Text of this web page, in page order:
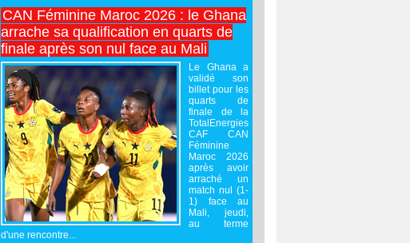
CAN Féminine Maroc 2026 : le Ghana
arrache sa qualification en quarts de
finale après son nul face au Mali
Le Ghana a
validé son
billet pour les
quarts de
finale de la
TotalEnergies
CAF CAN
Féminine
Maroc 2026
après avoir
arraché un
match nul (1-
1) face au
Mali, jeudi,
au terme
d'une rencontre...